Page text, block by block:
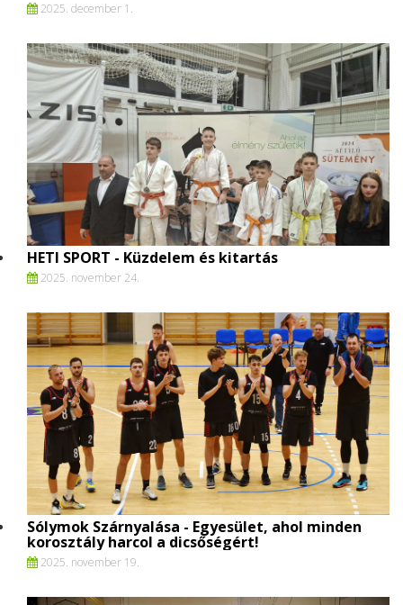
2025. december 1.
HETI SPORT - Küzdelem és kitartás
2025. november 24.
Sólymok Szárnyalása - Egyesület, ahol minden
korosztály harcol a dicsőségért!
2025. november 19.